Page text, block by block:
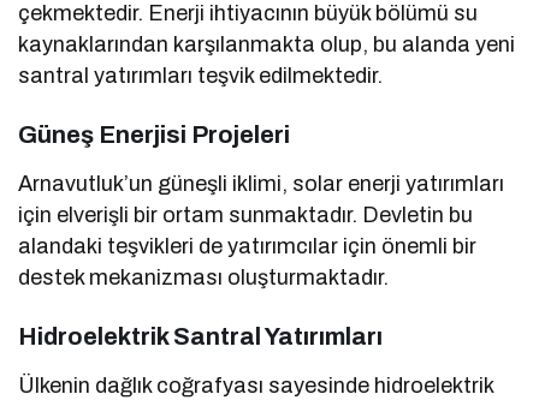
çekmektedir. Enerji ihtiyacının büyük bölümü su
kaynaklarından karşılanmakta olup, bu alanda yeni
santral yatırımları teşvik edilmektedir.
Güneş Enerjisi Projeleri
Arnavutluk’un güneşli iklimi, solar enerji yatırımları
için elverişli bir ortam sunmaktadır. Devletin bu
alandaki teşvikleri de yatırımcılar için önemli bir
destek mekanizması oluşturmaktadır.
Hidroelektrik Santral Yatırımları
Ülkenin dağlık coğrafyası sayesinde hidroelektrik